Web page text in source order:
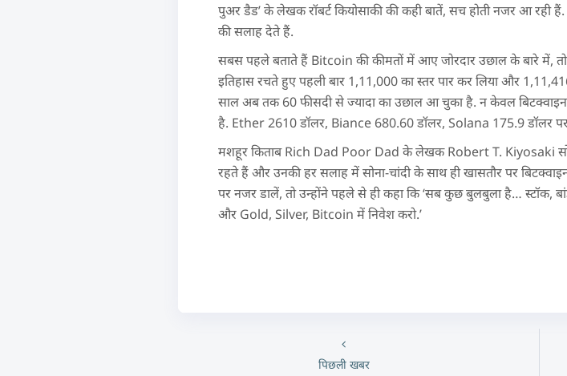
पुअर डैड’ के लेखक रॉबर्ट कियोसाकी की कही बातें, सच होती नजर आ रही हैं.
की सलाह देते हैं.
सबस पहले बताते हैं Bitcoin की कीमतों में आए जोरदार उछाल के बारे में, तो
इतिहास रचते हुए पहली बार 1,11,000 का स्तर पार कर लिया और
साल अब तक 60 फीसदी से ज्यादा का उछाल आ चुका है. न केवल बिटक्वाइन,
है. Ether 2610 डॉलर, Biance 680.60 डॉलर, Solana 175.9 डॉलर पर
मशहूर किताब Rich Dad Poor Dad के लेखक Robert T. Kiyosaki
रहते हैं और उनकी हर सलाह में सोना-चांदी के साथ ही खासतौर पर
पर नजर डालें, तो उन्होंने पहले से ही कहा कि ‘सब कुछ बुलबुला है… स्टॉक,
और Gold, Silver, Bitcoin में निवेश करो.’
पिछली खबर